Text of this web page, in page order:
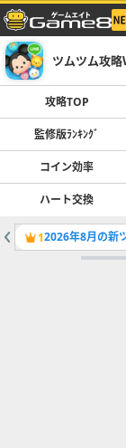
ツムツム攻
攻略TOP
監修版ﾗﾝｷﾝｸﾞ
コイン効率
ハート交換
12026年8月の新